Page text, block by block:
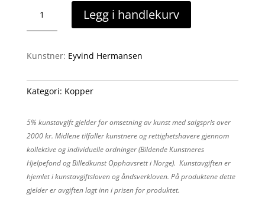
antall
Legg i handlekurv
Kunstner: Eyvind Hermansen
Kategori: Kopper
5% kunstavgift gjelder for omsetning av kunst med salgspris over
2000 kr. Midlene tilfaller kunstnere og rettighetshavere gjennom
kollektive og individuelle ordninger (Bildende Kunstneres
Hjelpefond og Billedkunst Opphavsrett i Norge). Kunstavgiften er
hjemlet i kunstavgiftsloven og åndsverkloven. På produktene dette
gjelder er avgiften lagt inn i prisen for produktet.